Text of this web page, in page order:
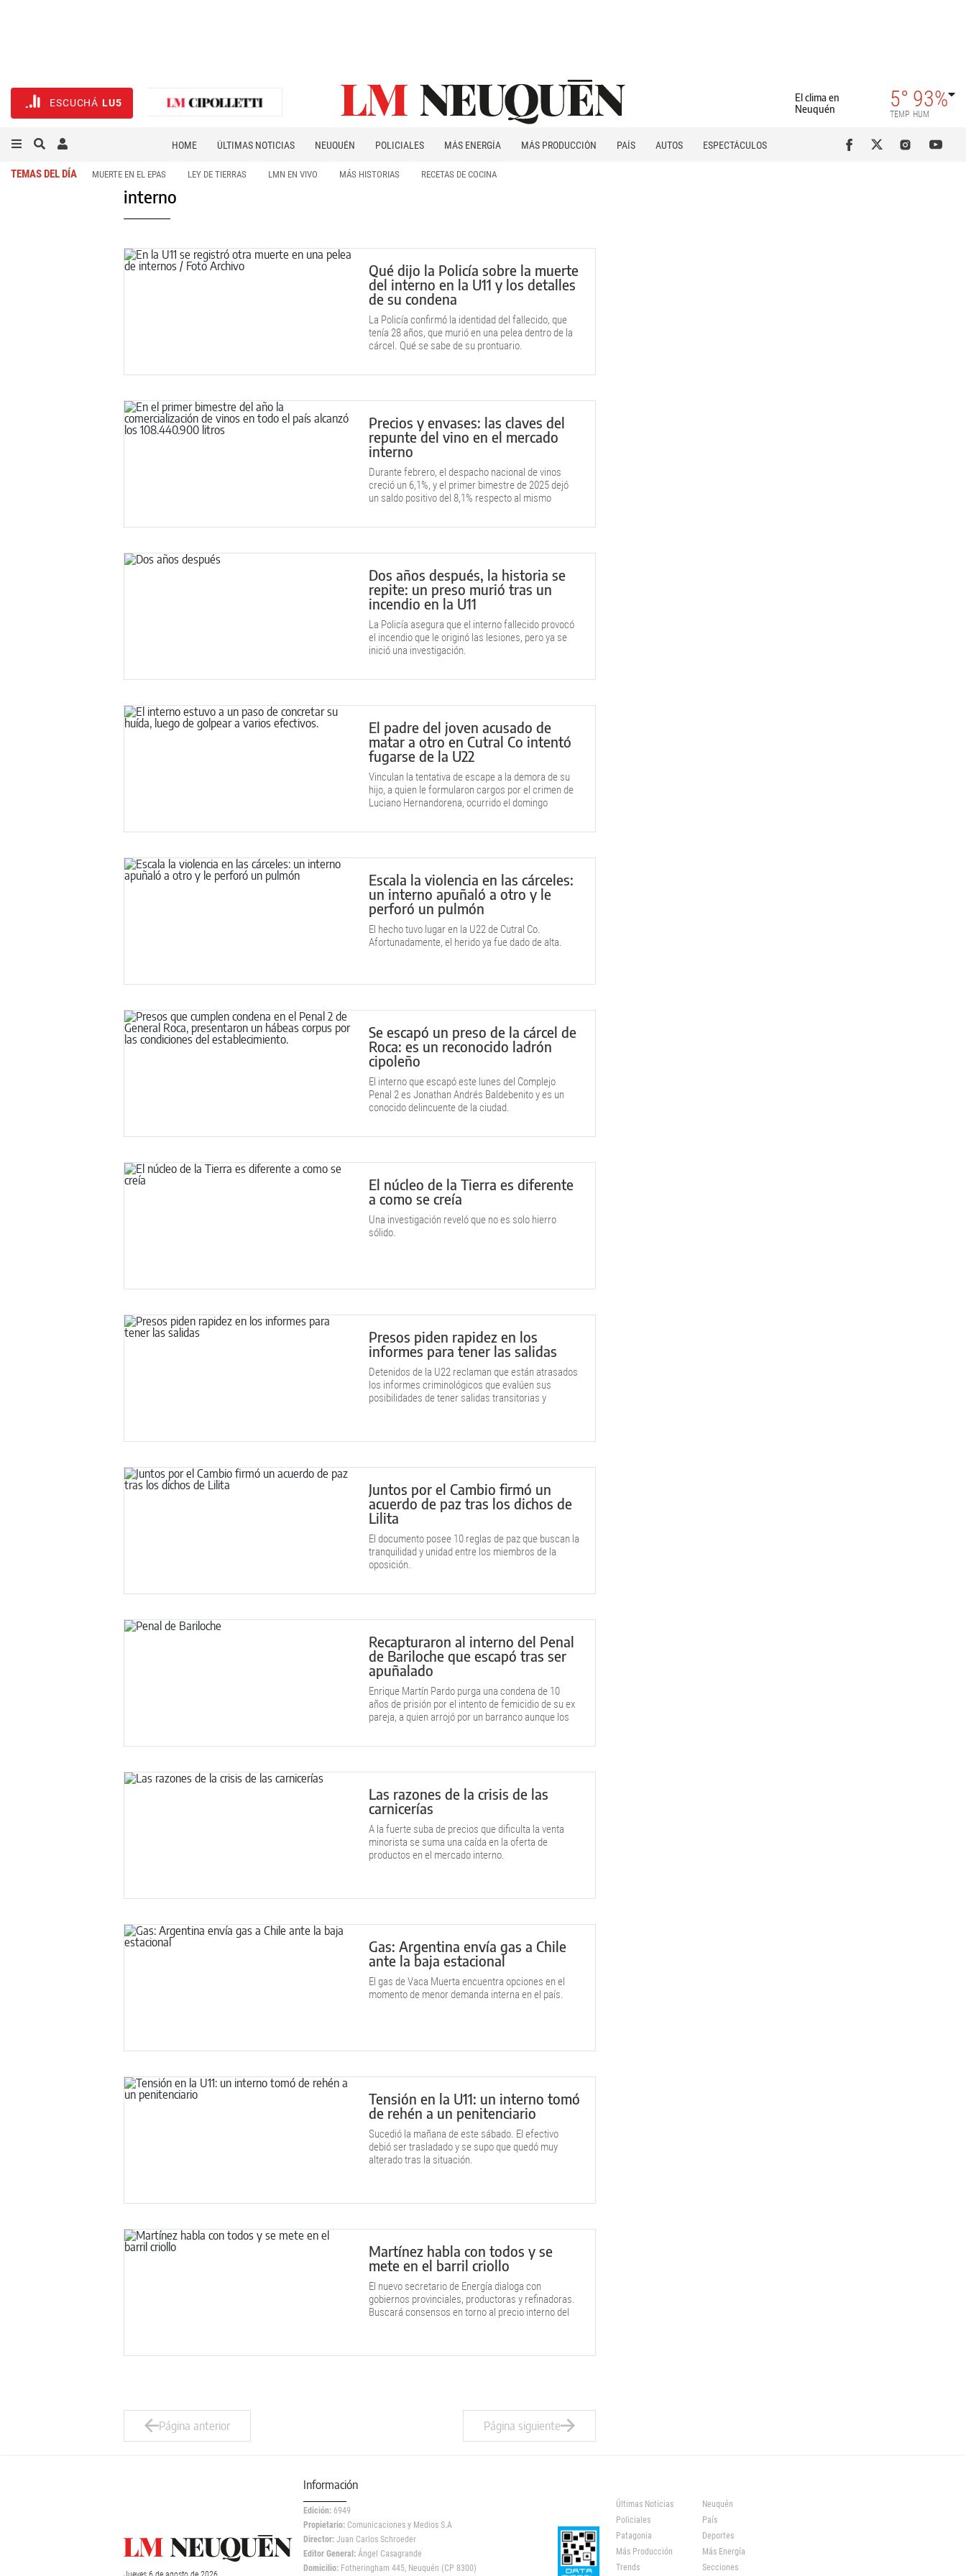
ESCUCHÁ LU5
El clima en
Neuquén
5°
TEMP
93%
HUM
HOME ÚLTIMAS NOTICIAS NEUQUÉN POLICIALES MÁS ENERGÍA MÁS PRODUCCIÓN PAÍS AUTOS
ESPECTÁCULOS
TEMAS DEL DÍA MUERTE EN EL EPAS LEY DE TIERRAS LMN EN VIVO MÁS HISTORIAS RECETAS DE COCINA
interno
Qué dijo la Policía sobre la muerte
del interno en la U11 y los detalles
de su condena
La Policía confirmó la identidad del fallecido, que
tenía 28 años, que murió en una pelea dentro de la
cárcel. Qué se sabe de su prontuario.
Precios y envases: las claves del
repunte del vino en el mercado
interno
Durante febrero, el despacho nacional de vinos
creció un 6,1%, y el primer bimestre de 2025 dejó
un saldo positivo del 8,1% respecto al mismo
Dos años después, la historia se
repite: un preso murió tras un
incendio en la U11
La Policía asegura que el interno fallecido provocó
el incendio que le originó las lesiones, pero ya se
inició una investigación.
El padre del joven acusado de
matar a otro en Cutral Co intentó
fugarse de la U22
Vinculan la tentativa de escape a la demora de su
hijo, a quien le formularon cargos por el crimen de
Luciano Hernandorena, ocurrido el domingo
Escala la violencia en las cárceles:
un interno apuñaló a otro y le
perforó un pulmón
El hecho tuvo lugar en la U22 de Cutral Co.
Afortunadamente, el herido ya fue dado de alta.
Se escapó un preso de la cárcel de
Roca: es un reconocido ladrón
cipoleño
El interno que escapó este lunes del Complejo
Penal 2 es Jonathan Andrés Baldebenito y es un
conocido delincuente de la ciudad.
El núcleo de la Tierra es diferente
a como se creía
Una investigación reveló que no es solo hierro
sólido.
Presos piden rapidez en los
informes para tener las salidas
Detenidos de la U22 reclaman que están atrasados
los informes criminológicos que evalúen sus
posibilidades de tener salidas transitorias y
Juntos por el Cambio firmó un
acuerdo de paz tras los dichos de
Lilita
El documento posee 10 reglas de paz que buscan la
tranquilidad y unidad entre los miembros de la
oposición.
Recapturaron al interno del Penal
de Bariloche que escapó tras ser
apuñalado
Enrique Martín Pardo purga una condena de 10
años de prisión por el intento de femicidio de su ex
pareja, a quien arrojó por un barranco aunque los
sufrió lesiones.
Las razones de la crisis de las
carnicerías
A la fuerte suba de precios que dificulta la venta
minorista se suma una caída en la oferta de
productos en el mercado interno.
Gas: Argentina envía gas a Chile
ante la baja estacional
El gas de Vaca Muerta encuentra opciones en el
momento de menor demanda interna en el país.
Tensión en la U11: un interno tomó
de rehén a un penitenciario
Sucedió la mañana de este sábado. El efectivo
debió ser trasladado y se supo que quedó muy
alterado tras la situación.
Martínez habla con todos y se
mete en el barril criollo
El nuevo secretario de Energía dialoga con
gobiernos provinciales, productoras y refinadoras.
Buscará consensos en torno al precio interno del
Página anterior Página siguiente
Información
Edición: 6949
Propietario: Comunicaciones y Medios S.A
Director: Juan Carlos Schroeder
Editor General: Ángel Casagrande
Domicilio: Fotheringham 445, Neuquén (CP 8300)
Últimas Noticias
Neuquén
Policiales
País
Patagonia
Deportes
Más Producción
Más Energía
Trends
Secciones